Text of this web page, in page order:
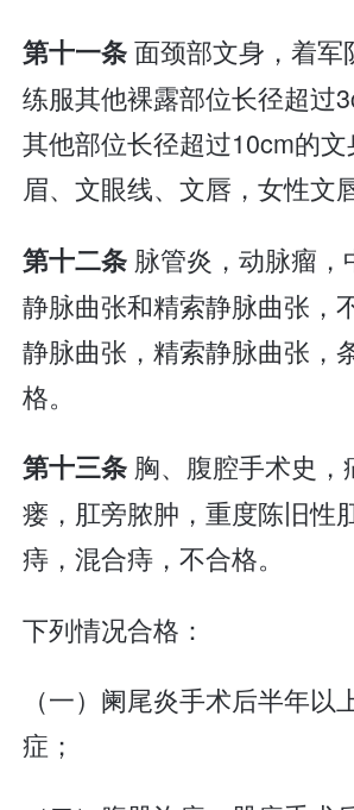
第十一条面颈部文身，着军
练服其他裸露部位长径超过
其他部位长径超过10cm的
眉、文眼线、文唇，女性文
第十二条 脉管炎，动脉瘤，
静脉曲张和精索静脉曲张，
静脉曲张，精索静脉曲张，
格。
第十三条 胸、腹腔手术史，
瘘，肛旁脓肿，重度陈旧性
痔，混合痔，不合格。
下列情况合格：
（一）阑尾炎手术后半年以
症；